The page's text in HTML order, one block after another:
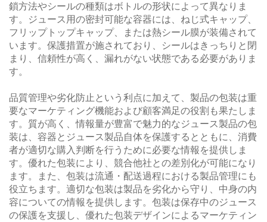
鎖方法やシールの種類はボトルの形状によって異なりま
す。ジュース用の密封可能な容器には、ねじ式キャップ、
フリップトップキャップ、または熱シール膜が装備されて
います。保護措置が施されており、シールはきっちりと閉
まり、信頼性が高く、漏れがない状態である必要がありま
す。
品質管理や劣化防止という利点に加えて、製品の包装は重
要なマーケティング機能および顧客満足の役割も果たしま
す。質が高く、情報量が豊富で魅力的なジュース製品の包
装は、容器とジュース製品自体を保護するとともに、消費
者が適切な購入判断を行うために必要な情報を提供しま
す。優れた包装により、競合他社との差別化が可能になり
ます。また、包装は流通・配送過程における製品管理にも
役立ちます。適切な包装は製品を劣化から守り、中身の内
容についての情報を提供します。包装は保存中のジュース
の保護を支援し、優れた包装デザインによるマーケティン